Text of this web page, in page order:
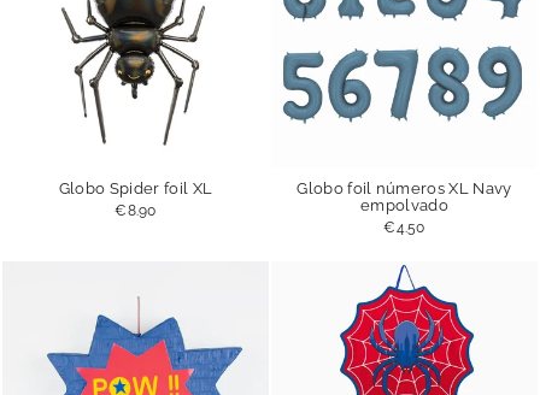
Globo Spider foil XL
€8.90
Globo foil números XL Navy
empolvado
€4.50